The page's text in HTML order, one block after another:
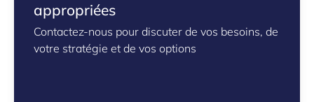
appropriées
Contactez-nous pour discuter de vos besoins, de
votre stratégie et de vos options